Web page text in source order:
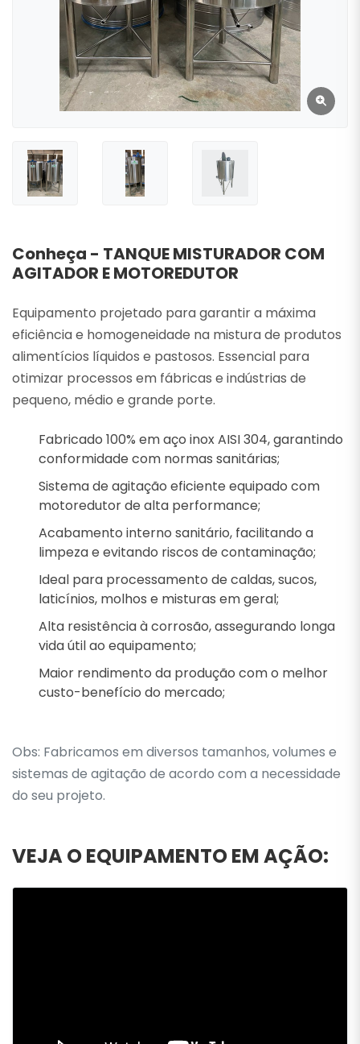
Conheça - TANQUE MISTURADOR COM
AGITADOR E MOTOREDUTOR
Equipamento projetado para garantir a máxima
eficiência e homogeneidade na mistura de produtos
alimentícios líquidos e pastosos. Essencial para
otimizar processos em fábricas e indústrias de
pequeno, médio e grande porte.
Fabricado 100% em aço inox AISI 304, garantindo
conformidade com normas sanitárias;
Sistema de agitação eficiente equipado com
motoredutor de alta performance;
Acabamento interno sanitário, facilitando a
limpeza e evitando riscos de contaminação;
Ideal para processamento de caldas, sucos,
laticínios, molhos e misturas em geral;
Alta resistência à corrosão, assegurando longa
vida útil ao equipamento;
Maior rendimento da produção com o melhor
custo-benefício do mercado;
Obs: Fabricamos em diversos tamanhos, volumes e
sistemas de agitação de acordo com a necessidade
do seu projeto.
VEJA O EQUIPAMENTO EM AÇÃO: